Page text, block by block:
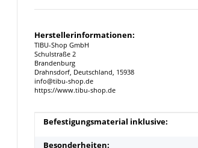
Herstellerinformationen:
TIBU-Shop GmbH
Schulstraße 2
Brandenburg
Drahnsdorf, Deutschland, 15938
info@tibu-shop.de
https://www.tibu-shop.de
Produkteigenschaft
Wert
Befestigungsmaterial inklusive:
Besonderheiten: